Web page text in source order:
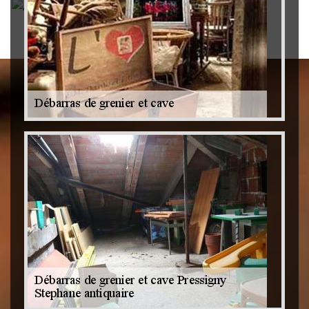
Achat antiquité 79